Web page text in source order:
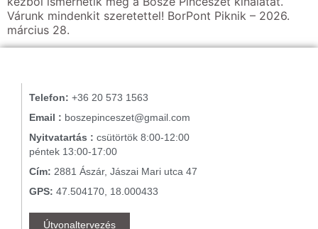
Várunk mindenkit szeretettel! BorPont Piknik – 2026.
március 28.
Telefon: +36 20 573 1563
Email : boszepinceszet@gmail.com
Nyitvatartás : csütörtök 8:00-12:00
péntek 13:00-17:00
Cím: 2881 Ászár, Jászai Mari utca 47
GPS: 47.504170, 18.000433
Útvonaltervezés